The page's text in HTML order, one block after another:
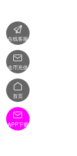

在线客服

金币充值

首页

APP下载